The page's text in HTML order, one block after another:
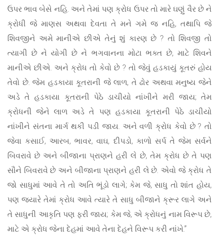
ઉપર ભાવ બેસે નહિ. અને તેમાં પણ ક્રોધ ઉપર તો મારે ઘણું વૈર છે ને
ક્રોધી જે માણસ અથવા દેવતા તે મને ગમે જ નહિ, તથાપિ જે
શિવજીને અમે માનીએ છીએ તેનું શું કારણ છે ? તો શિવજી તો
ત્યાગી છે ને યોગી છે ને ભગવાનના મોટા ભક્ત છે, માટે શિવને
માનીએ છીએ. અને ક્રોધ તો કેવો છે ? તો જેવું હડકાયું કૂતરું હોય
તેવો છે. જેમ હડકાયા કૂતરાની જે લાળ, તે ઢોર અથવા મનુષ્ય જેને
અડે તે હડકાયા કૂતરાની પેઠે ડાચીયો નાંખીને મરી જાય; તેમ
ક્રોધની જેને લાળ અડે તે પણ હડકાયા કૂતરાની પેઠે ડાચીયો
નાંખીને સંતના માર્ગ થકી પડી જાય. અને વળી ક્રોધ કેવો છે ? તો
જેવા કસાઈ, આરબ, ભાવર, વાઘ, દીપડો, કાળો સર્પ તે જેમ સર્વને
બિવરાવે છે અને બીજાના પ્રાણને હરી લે છે, તેમ ક્રોધ છે તે પણ
સૌને બિવરાવે છે અને બીજાના પ્રાણને હરી લે છે. એવો જે ક્રોધ તે
જો સાધુમાં આવે તે તો અતિ ભૂંડો લાગે; કેમ જે, સાધુ તો શાંત હોય,
પણ જ્યારે તેમાં ક્રોધ આવે ત્યારે તે સાધુ બીજાને ક્રૂર લાગે અને
તે સાધુની આકૃતિ પણ ફરી જાય; કેમ જે, એ ક્રોધનું નામ વિરૂપ છે,
માટે એ ક્રોધ જેના દેહમાં આવે તેના દેહને વિરૂપ કરી નાંખે.”